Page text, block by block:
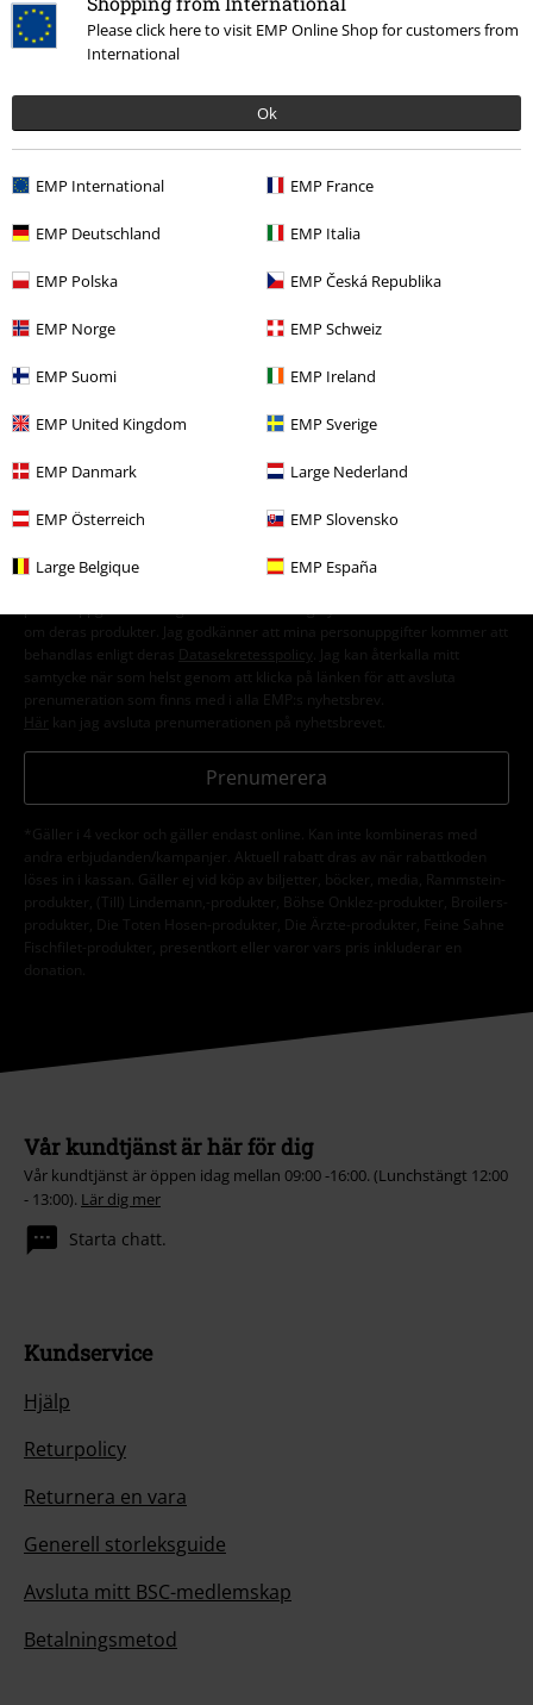
Please click here to visit EMP Online Shop for customers from
International
Ok
EMP International EMP France
EMP Deutschland EMP Italia
EMP Polska EMP Česká Republika
EMP Norge EMP Schweiz
EMP Suomi EMP Ireland
EMP United Kingdom EMP Sverige
EMP Danmark Large Nederland
EMP Österreich EMP Slovensko
Large Belgique EMP España
More categories. More options.
Film & TV Film & TV The Addams Family Wednesday
Film & TV Film & TV Accessoarer
Accessoarer Sjalar & Bandanas
Underhållning
15% rabatt när du registrerar dig för vårt
personuppgifter och regelbundet skicka mig nyhetsbrev och information
om deras produkter. Jag godkänner att mina personuppgifter kommer att
behandlas enligt deras
Datasekretesspolicy
. Jag kan återkalla mitt
samtycke när som helst genom att klicka på länken för att avsluta
prenumeration som finns med i alla EMP:s nyhetsbrev.
Här kan jag avsluta prenumerationen på nyhetsbrevet.
Prenumerera
*Gäller i 4 veckor och gäller endast online. Kan inte kombineras med
andra erbjudanden/kampanjer. Aktuell rabatt dras av när rabattkoden
löses in i kassan. Gäller ej vid köp av biljetter, böcker, media, Rammstein-
produkter, (Till) Lindemann,-produkter, Böhse Onklez-produkter, Broilers-
produkter, Die Toten Hosen-produkter, Die Ärzte-produkter, Feine Sahne
Fischfilet-produkter, presentkort eller varor vars pris inkluderar en
donation.
Vår kundtjänst är här för dig
Vår kundtjänst är öppen idag mellan 09:00 -16:00. (Lunchstängt 12:00
- 13:00). Lär dig mer
Starta chatt.
Kundservice
Hjälp
Returpolicy
Returnera en vara
Generell storleksguide
Avsluta mitt BSC-medlemskap
Betalningsmetod